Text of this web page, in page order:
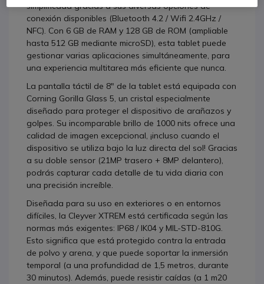
simplificada gracias a sus diversas opciones de
conexión disponibles (Bluetooth 4.2 / Wifi 2.4GHz /
NFC). Con 6 GB de RAM y 128 GB de ROM (ampliable
hasta 512 GB mediante microSD), esta tablet puede
gestionar varias aplicaciones simultáneamente, para
una experiencia multitarea más eficiente que nunca.
La pantalla táctil de 8" de la tablet está equipada con
Corning Gorilla Glass 5, un cristal especialmente
diseñado para proteger el dispositivo de arañazos y
golpes. Su incomparable brillo de 1000 nits ofrece una
calidad de imagen excepcional, ¡incluso cuando el
dispositivo se utiliza bajo la luz directa del sol! Gracias
a su doble sensor (21MP trasero + 8MP delantero),
podrás capturar cada detalle de tu vida diaria con
una precisión increíble.
Diseñada para su uso en exteriores o en entornos
difíciles, la Cleyver XTREM está certificada según las
normas más exigentes: IP68 / IK04 y MIL-STD-810G.
Esto significa que está protegido contra la entrada
de polvo y arena, y que puede soportar la inmersión
temporal (a una profundidad de 1,5 metros, durante
30 minutos). Además, puede resistir caídas (a 1 m20